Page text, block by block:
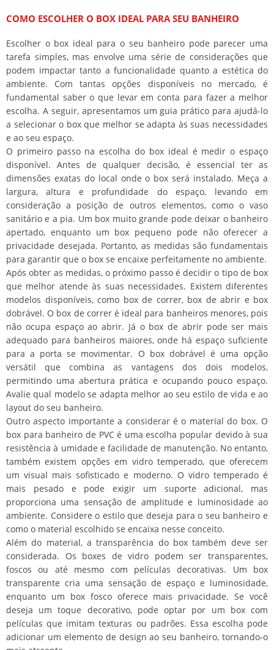
COMO ESCOLHER O BOX IDEAL PARA SEU BANHEIRO
Escolher o box ideal para o seu banheiro pode parecer uma
tarefa simples, mas envolve uma série de considerações que
podem impactar tanto a funcionalidade quanto a estética do
ambiente. Com tantas opções disponíveis no mercado, é
fundamental saber o que levar em conta para fazer a melhor
escolha. A seguir, apresentamos um guia prático para ajudá-lo
a selecionar o box que melhor se adapta às suas necessidades
e ao seu espaço.
O primeiro passo na escolha do box ideal é medir o espaço
disponível. Antes de qualquer decisão, é essencial ter as
dimensões exatas do local onde o box será instalado. Meça a
largura, altura e profundidade do espaço, levando em
consideração a posição de outros elementos, como o vaso
sanitário e a pia. Um box muito grande pode deixar o banheiro
apertado, enquanto um box pequeno pode não oferecer a
privacidade desejada. Portanto, as medidas são fundamentais
para garantir que o box se encaixe perfeitamente no ambiente.
Após obter as medidas, o próximo passo é decidir o tipo de box
que melhor atende às suas necessidades. Existem diferentes
modelos disponíveis, como box de correr, box de abrir e box
dobrável. O box de correr é ideal para banheiros menores, pois
não ocupa espaço ao abrir. Já o box de abrir pode ser mais
adequado para banheiros maiores, onde há espaço suficiente
para a porta se movimentar. O box dobrável é uma opção
versátil que combina as vantagens dos dois modelos,
permitindo uma abertura prática e ocupando pouco espaço.
Avalie qual modelo se adapta melhor ao seu estilo de vida e ao
layout do seu banheiro.
Outro aspecto importante a considerar é o material do box. O
box para banheiro de PVC é uma escolha popular devido à sua
resistência à umidade e facilidade de manutenção. No entanto,
também existem opções em vidro temperado, que oferecem
um visual mais sofisticado e moderno. O vidro temperado é
mais pesado e pode exigir um suporte adicional, mas
proporciona uma sensação de amplitude e luminosidade ao
ambiente. Considere o estilo que deseja para o seu banheiro e
como o material escolhido se encaixa nesse conceito.
Além do material, a transparência do box também deve ser
considerada. Os boxes de vidro podem ser transparentes,
foscos ou até mesmo com películas decorativas. Um box
transparente cria uma sensação de espaço e luminosidade,
enquanto um box fosco oferece mais privacidade. Se você
deseja um toque decorativo, pode optar por um box com
películas que imitam texturas ou padrões. Essa escolha pode
adicionar um elemento de design ao seu banheiro, tornando-o